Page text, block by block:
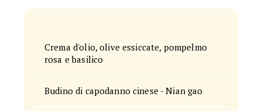
Crema d'olio, olive essiccate, pompelmo
rosa e basilico
Budino di capodanno cinese - Nian gao